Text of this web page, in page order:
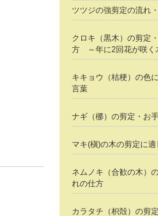
ツツジの強剪定の流れ
クロキ（黒木）の剪定
方 ～年に2回花が咲く
キキョウ（桔梗）の色
言葉
ナギ（梛）の剪定・お
マキ(槇)の木の剪定に適
ネムノキ（合歓の木）
れの仕方
カラタチ（枳殻）の剪